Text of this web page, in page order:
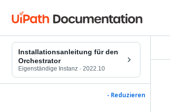
Installationsanleitung für den
Orchestrator
Eigenständige Instanz · 2022.10
- Reduzieren